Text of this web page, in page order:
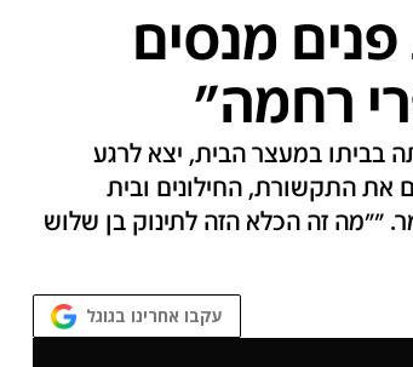
פנים מנסים
רחמה"
בביתו במעצר הבית, יצא לרגע
התקשורת, החילונים ובית
""מה זה הכלא הזה לתינוק בן שלוש
עקבו אחרינו בגוגל